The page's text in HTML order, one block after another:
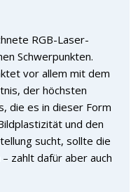
RGB-Laser-
Schwerpunkten.
vor allem mit dem
der höchsten
die es in dieser Form
und den
sucht, sollte die
zahlt dafür aber auch